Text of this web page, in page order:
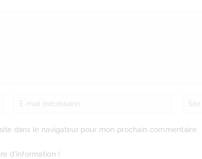
dans le navigateur pour mon prochain commentaire.
d'information !